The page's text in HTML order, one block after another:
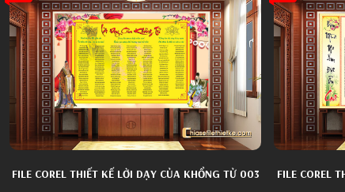
FILE COREL THIẾT KẾ LỜI DẠY CỦA KHỔNG TỬ 003 FILE COREL